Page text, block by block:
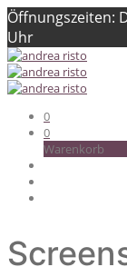
Öffnungszeiten:
Uhr
0
0
Warenkorb